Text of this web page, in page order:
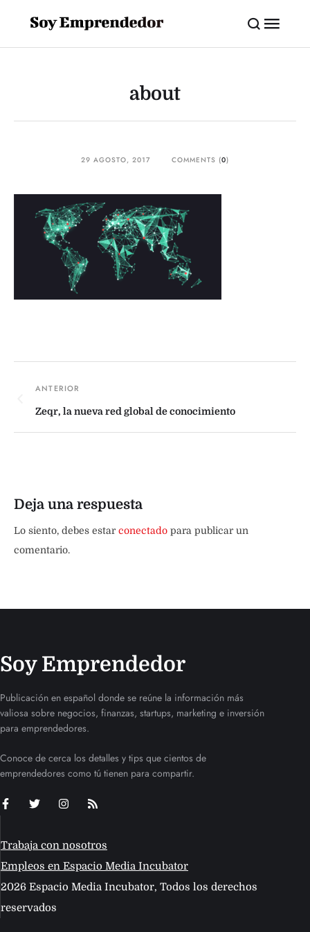
about
29 AGOSTO, 2017 COMMENTS (0)
Zeqr, la nueva red global de conocimiento
Deja una respuesta
Lo siento, debes estarconectado para publicar un
comentario.
Soy Emprendedor
Publicación en español donde se reúne la información más
valiosa sobre negocios, finanzas, startups, marketing e inversión
para emprendedores.
Conoce de cerca los detalles y tips que cientos de
emprendedores como tú tienen para compartir.
Trabaja con nosotros
Empleos en Espacio Media Incubator
2026 Espacio Media Incubator, Todos los derechos
reservados